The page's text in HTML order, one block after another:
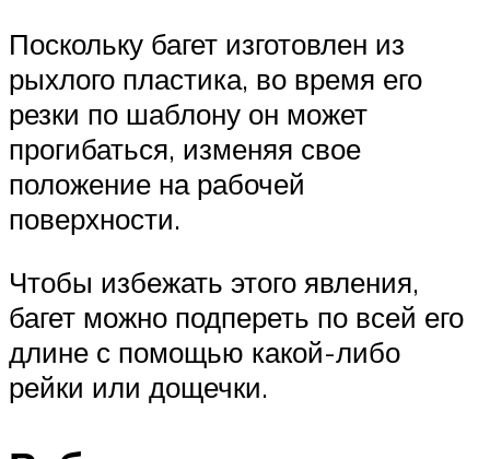
Поскольку багет изготовлен из
рыхлого пластика, во время его
резки по шаблону он может
прогибаться, изменяя свое
положение на рабочей
поверхности.
Чтобы избежать этого явления,
багет можно подпереть по всей его
длине с помощью какой-либо
рейки или дощечки.